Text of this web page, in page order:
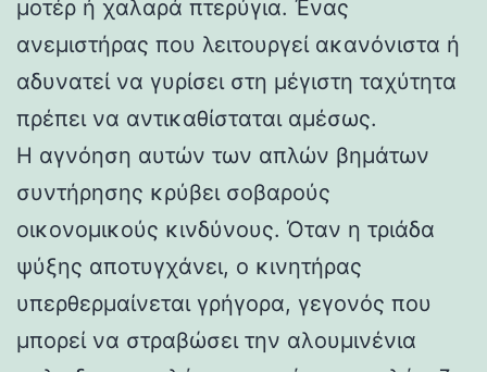
μοτέρ ή χαλαρά πτερύγια. Ένας
ανεμιστήρας που λειτουργεί ακανόνιστα ή
αδυνατεί να γυρίσει στη μέγιστη ταχύτητα
πρέπει να αντικαθίσταται αμέσως.
Η αγνόηση αυτών των απλών βημάτων
συντήρησης κρύβει σοβαρούς
οικονομικούς κινδύνους. Όταν η τριάδα
ψύξης αποτυγχάνει, ο κινητήρας
υπερθερμαίνεται γρήγορα, γεγονός που
μπορεί να στραβώσει την αλουμινένια